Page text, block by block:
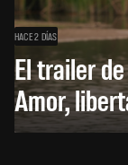
HACE 2 DÍAS
El trailer
Amor,